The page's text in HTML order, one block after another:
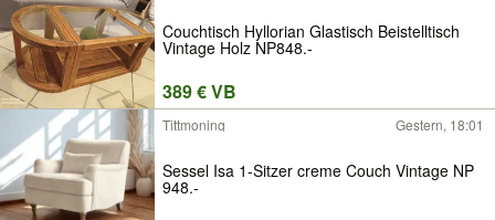
Couchtisch Hyllorian Glastisch Beistelltisch
Vintage Holz NP848.-
389 € VB
Tittmoning Gestern, 18:01
Sessel Isa 1-Sitzer creme Couch Vintage NP
948.-